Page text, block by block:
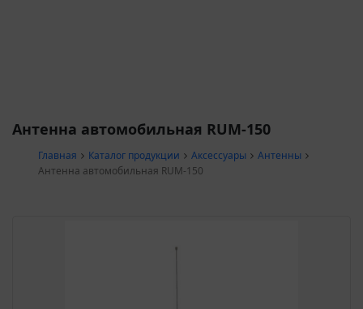
Антенна автомобильная RUM-150
Главная Каталог продукции Аксессуары
Антенны
Антенна автомобильная RUM-150